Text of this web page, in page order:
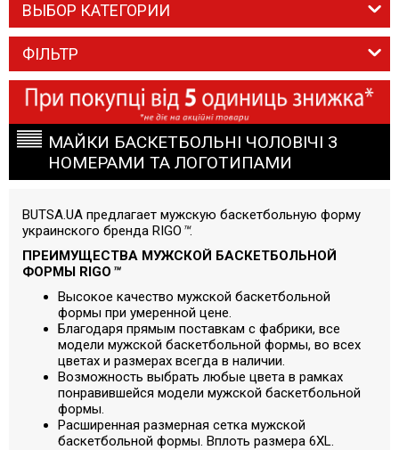
ВЫБОР КАТЕГОРИИ
ФІЛЬТР
МАЙКИ БАСКЕТБОЛЬНІ ЧОЛОВІЧІ З
НОМЕРАМИ ТА ЛОГОТИПАМИ
BUTSA.UA предлагает мужскую баскетбольную форму
украинского бренда RIGO ™.
ПРЕИМУЩЕСТВА МУЖСКОЙ БАСКЕТБОЛЬНОЙ
ФОРМЫ RIGO ™
Высокое качество мужской баскетбольной
формы при умеренной цене.
Благодаря прямым поставкам с фабрики, все
модели мужской баскетбольной формы, во всех
цветах и размерах всегда в наличии.
Возможность выбрать любые цвета в рамках
понравившейся модели мужской баскетбольной
формы.
Расширенная размерная сетка мужской
баскетбольной формы. Вплоть размера 6XL.